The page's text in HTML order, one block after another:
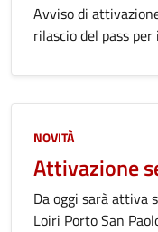
Avviso di
rilascio del pass
NOVITÀ
Attivazione
Da oggi sarà
Loiri Porto San